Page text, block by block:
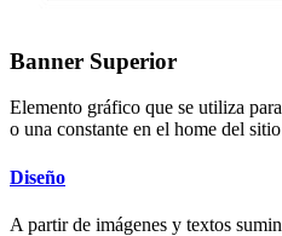
Banner Superior
Elemento gráfico que se utiliza
o una constante en el home del
Diseño
A partir de imágenes y textos